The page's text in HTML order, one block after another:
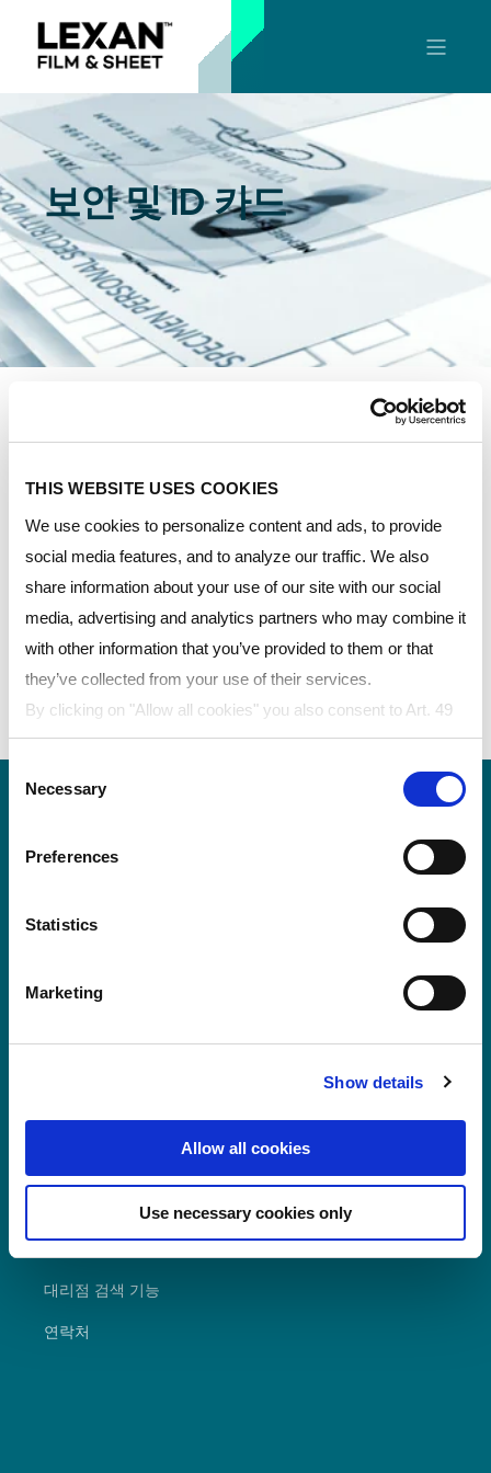
THIS WEBSITE USES COOKIES
We use cookies to personalize content and ads, to provide
social media features, and to analyze our traffic. We also
share information about your use of our site with our social
media, advertising and analytics partners who may combine it
with other information that you’ve provided to them or that
they’ve collected from your use of their services.
By clicking on "Allow all cookies" you also consent to Art. 49
para. 1 sentence 1 lit a GDPR that your data will be
processed in the USA. The United States is judged by the
European Court of Justice to be a country with an inadequate
particular, there is a risk that your data may be processed by
without legal remedies. If you click on "Allow selection" and
above does not take place.
Selection
Necessary
Preferences
Statistics
Marketing
Show details
Allow all cookies
Use necessary cookies only
보안 및 ID 카드
POLYVANTIS의 LEXAN™ 보안 및 ID 카드 필름 포트폴
필름과 화이트 코어공압출 제품 및 스크라치 방지용 코
팅제품, 레이저마킹이 가능한 제품등이 포함됩니다. 이
제품들은 카드 제조 산업의 트랜드에 맞추어 얇고도 더
보안성능이 좋은 제품의 쉬운 제조공정과 우수한 내구
성을 제공합니다.
보안 및 ID 카드용 제품
세계에서 판매되고 있습니다.
대리점 검색 기능
연락처